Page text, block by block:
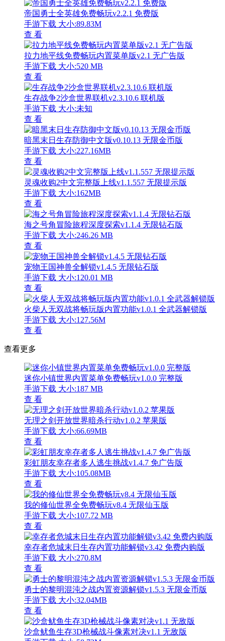
帝国勇士全英雄免费畅玩v2.2.1 免费版
手游下载 大小:89.83M
查 看
拉力地平线免费畅玩内置菜单版v2.1 无广告版
手游下载 大小:520 MB
查 看
生存战争2沙盒世界联机v2.3.10.6 联机版
手游下载 大小:未知
查 看
暗黑末日生存防御中文版v0.10.13 无限金币版
手游下载 大小:227.16MB
查 看
灵魂收购2中文完整版上线v1.1.557 无限提示版
手游下载 大小:162MB
查 看
海之号角冒险旅程深度探索v1.1.4 无限钻石版
手游下载 大小:246.26 MB
查 看
宠物王国神兽全解锁v1.4.5 无限钻石版
手游下载 大小:120.01 MB
查 看
火柴人无双战将畅玩版内置功能v1.0.1 全武器解锁版
手游下载 大小:127.56M
查 看
查看更多
迷你小镇世界内置菜单免费畅玩v1.0.0 完整版
手游下载 大小:187 MB
查 看
无理之剑开放世界暗杀行动v1.0.2 苹果版
手游下载 大小:66.69MB
查 看
彩虹朋友幸存者多人逃生挑战v1.4.7 免广告版
手游下载 大小:105.08MB
查 看
我的修仙世界全免费畅玩v8.4 无限仙玉版
手游下载 大小:107.72 MB
查 看
幸存者危城末日生存内置功能解锁v3.42 免费内购版
手游下载 大小:270.8M
查 看
勇士的黎明混沌之战内置资源解锁v1.5.3 无限金币版
手游下载 大小:32.04MB
查 看
沙盒鱿鱼生存3D枪械战斗像素对决v1.1 无敌版